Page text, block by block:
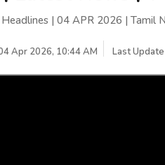
| 04 APR 2026 | Tamil
Apr 2026, 10:44 AM Last